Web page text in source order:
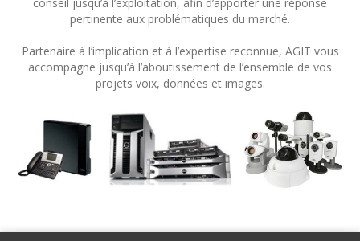
pertinente aux problématiques du marché.
Partenaire à l’implication et à l’expertise reconnue, AGIT vous
accompagne jusqu’à l’aboutissement de l’ensemble de vos
projets voix, données et images.